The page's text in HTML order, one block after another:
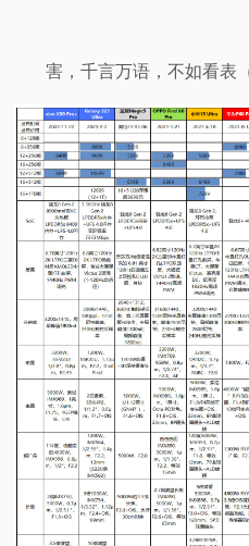
害，千言万语，不如看表